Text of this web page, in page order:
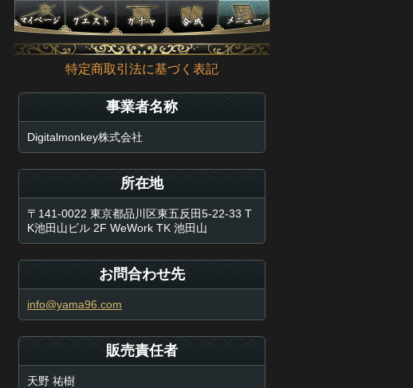
特定商取引法に基づく表記
事業者名称
Digitalmonkey株式会社
所在地
〒141-0022 東京都品川区東五反田5-22-33 T
K池田山ビル 2F WeWork TK 池田山
お問合わせ先
info@yama96.com
販売責任者
天野 祐樹